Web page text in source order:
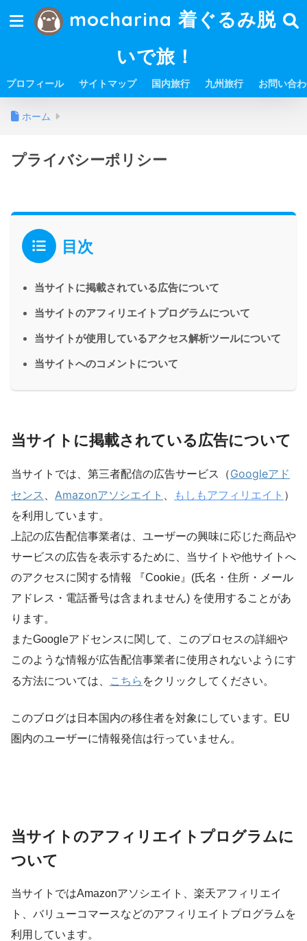
mocharina 着ぐるみ脱
いで旅！
プロフィール サイトマップ 国内旅行 九州旅行 お問い合
ホーム
プライバシーポリシー
目次
当サイトに掲載されている広告について
当サイトのアフィリエイトプログラムについて
当サイトが使用しているアクセス解析ツールについて
当サイトへのコメントについて
当サイトに掲載されている広告について
当サイトでは、第三者配信の広告サービス（Googleアド
センス
Amazonアソシエイト もしもアフィリエイト ）
を利用しています。
上記の広告配信事業者は、ユーザーの興味に応じた商品や
サービスの広告を表示するために、当サイトや他サイトへ
のアクセスに関する情報 『Cookie』(氏名・住所・メール
アドレス・電話番号は含まれません) を使用することがあ
ります。
またGoogleアドセンスに関して、このプロセスの詳細や
このような情報が広告配信事業者に使用されないようにす
る方法については、
こちら をクリックしてください。
このブログは日本国内の移住者を対象にしています。EU
圏内のユーザーに情報発信は行っていません。
当サイトのアフィリエイトプログラムに
ついて
当サイトではAmazonアソシエイト、楽天アフィリエイ
ト、バリューコマースなどのアフィリエイトプログラムを
利用しています。